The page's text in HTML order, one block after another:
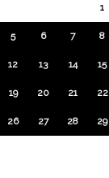
1
5 6 7 8
12 13 14 15
19 20 21 22
26 27 28 29